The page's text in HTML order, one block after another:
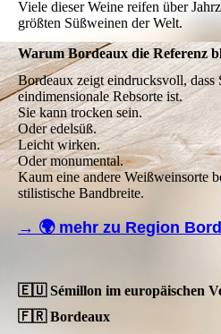
Viele dieser Weine reifen über
größten Süßweinen der Welt.
Warum Bordeaux die Referenz
Bordeaux zeigt eindrucksvoll, dass
eindimensionale Rebsorte ist.
Sie kann trocken sein.
Oder edelsüß.
Leicht wirken.
Oder monumental.
Kaum eine andere Weißweinsorte
stilistische Bandbreite.
→ 🌍 mehr zu Region
🇪🇺 Sémillon im europäischen
🇫🇷 Bordeaux